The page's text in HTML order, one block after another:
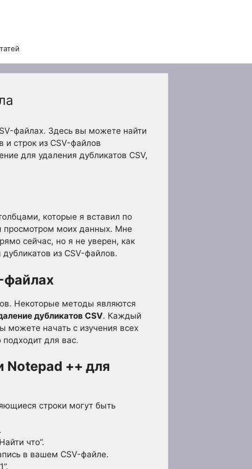
файлах. Здесь вы можете найти
и строк из CSV-файлов
для удаления дубликатов CSV,
которые я вставил по
просмотром моих данных. Мне
сейчас, но я не уверен, как
из CSV-файлов.
файлах
Некоторые методы являются
дубликатов CSV. Каждый
можете начать с изучения всех
для вас.
Notepad ++ для
строки могут быть
что”.
в вашем CSV-файле.